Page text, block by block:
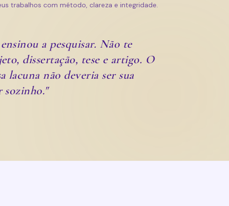
trabalhos com método, clareza e integridade.
a pesquisar. Não te
dissertação, tese e artigo. O
lacuna não deveria ser sua
sozinho."